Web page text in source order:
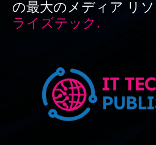
の最大のメディア リソ
ライズテック.